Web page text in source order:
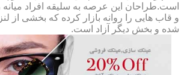
است.طراحان این عرصه به سلیقه افراد میانه
و قاب هایی را روانه بازار کرده که بخشی از
شده و بخش دیگر آزاد است.